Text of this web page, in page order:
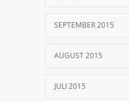
SEPTEMBER 2015
AUGUST 2015
JULI 2015